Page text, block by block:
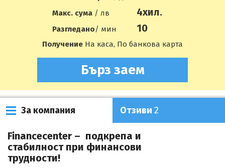
Макс. сума / лв 4хил.
Разгледано/ мин 10
Получение На каса, По банкова карта
Бърз заем
За компания Отзиви 2
Financecenter – подкрепа и
стабилност при финансови
трудности!